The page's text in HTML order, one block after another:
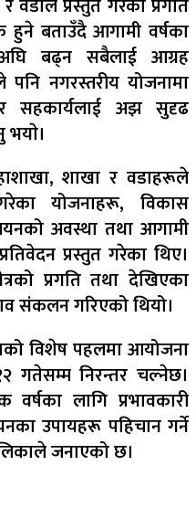
वडाले प्रस्तुत गरेका प्रगति
हुने बताउँदै आगामी वर्षका
बढ्न सबैलाई आग्रह
पनि नगरस्तरीय योजनामा
सहकार्यलाई अझ सुदृढ
शाखा र वडाहरूले
योजनाहरू, विकास
अवस्था तथा आगामी
प्रस्तुत गरेका थिए।
प्रगति तथा देखिएका
संकलन गरिएको थियो।
विशेष पहलमा आयोजना
गतेसम्म निरन्तर चल्नेछ।
वर्षका लागि प्रभावकारी
उपायहरू पहिचान गर्ने
जनाएको छ।